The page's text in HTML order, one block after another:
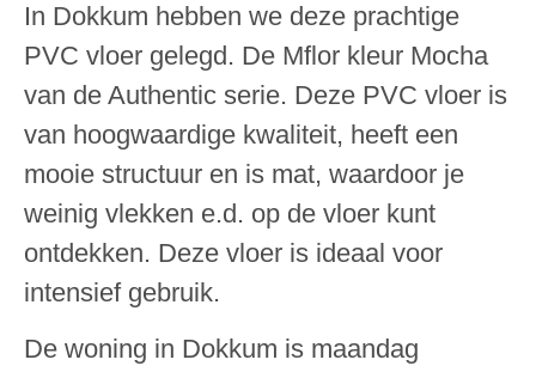
In Dokkum hebben we deze prachtige
PVC vloer gelegd. De Mflor kleur Mocha
van de Authentic serie. Deze PVC vloer is
van hoogwaardige kwaliteit, heeft een
mooie structuur en is mat, waardoor je
weinig vlekken e.d. op de vloer kunt
ontdekken. Deze vloer is ideaal voor
intensief gebruik.
De woning in Dokkum is maandag